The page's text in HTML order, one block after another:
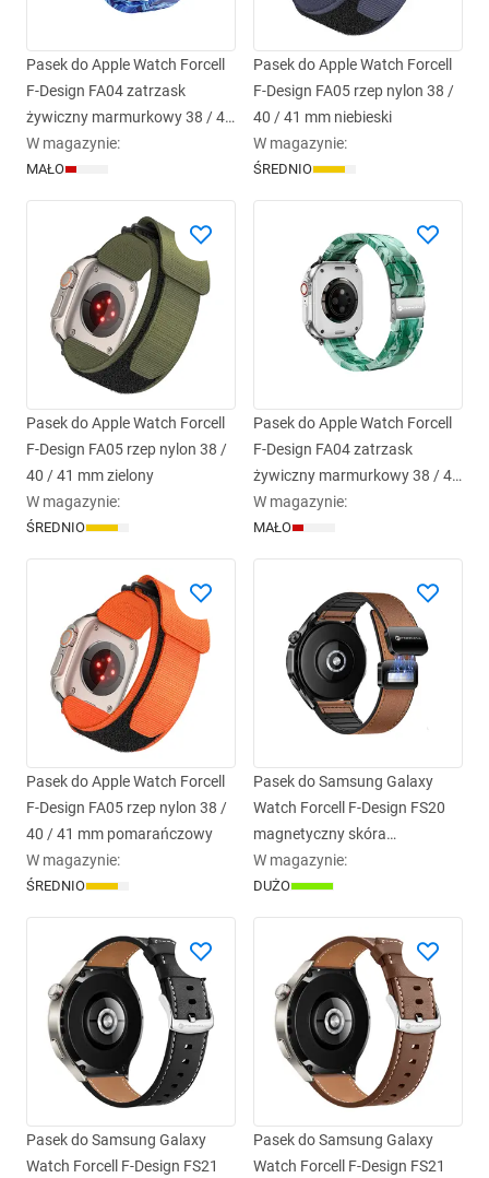
Pasek do Apple Watch Forcell
F-Design FA04 zatrzask
żywiczny marmurkowy 38 / 40
/ 41 mm niebieski
W magazynie:
MAŁO
Pasek do Apple Watch Forcell
F-Design FA05 rzep nylon 38 /
40 / 41 mm niebieski
W magazynie:
ŚREDNIO
Pasek do Apple Watch Forcell
F-Design FA05 rzep nylon 38 /
40 / 41 mm zielony
W magazynie:
ŚREDNIO
Pasek do Apple Watch Forcell
F-Design FA04 zatrzask
żywiczny marmurkowy 38 / 40
/ 41 mm zielony
W magazynie:
MAŁO
Pasek do Apple Watch Forcell
F-Design FA05 rzep nylon 38 /
40 / 41 mm pomarańczowy
W magazynie:
ŚREDNIO
Pasek do Samsung Galaxy
Watch Forcell F-Design FS20
magnetyczny skóra
ekologiczna 22 mm brązowy
W magazynie:
DUŻO
Pasek do Samsung Galaxy
Watch Forcell F-Design FS21
Pasek do Samsung Galaxy
Watch Forcell F-Design FS21